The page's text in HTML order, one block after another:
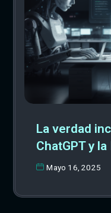
La verdad
ChatGPT y la
Mayo 16, 2025